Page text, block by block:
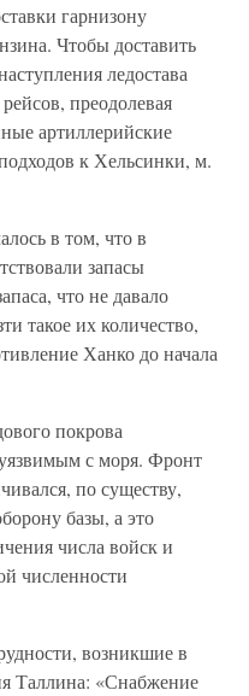
гарнизону
Чтобы доставить
ледостава
преодолевая
артиллерийские
к Хельсинки, м.
в том, что в
запасы
что не давало
такое их количество,
Ханко до начала
покрова
с моря. Фронт
по существу,
базы, а это
числа войск и
численности
возникшие в
Таллина: «Снабжение